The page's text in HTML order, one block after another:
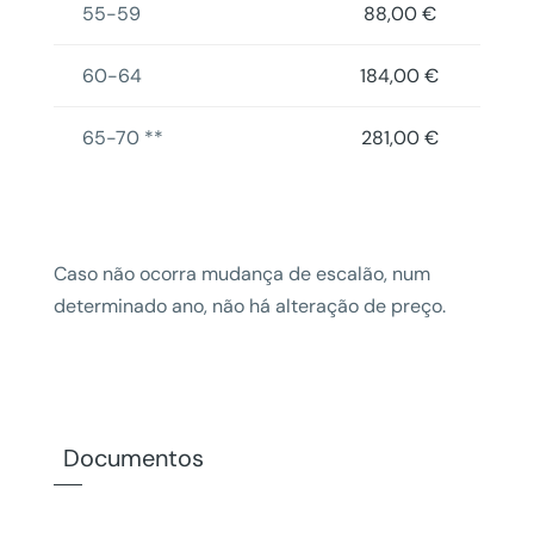
55-59 88,00 €
60-64 184,00 €
65-70 ** 281,00 €
Caso não ocorra mudança de escalão, num
determinado ano, não há alteração de preço.
Documentos